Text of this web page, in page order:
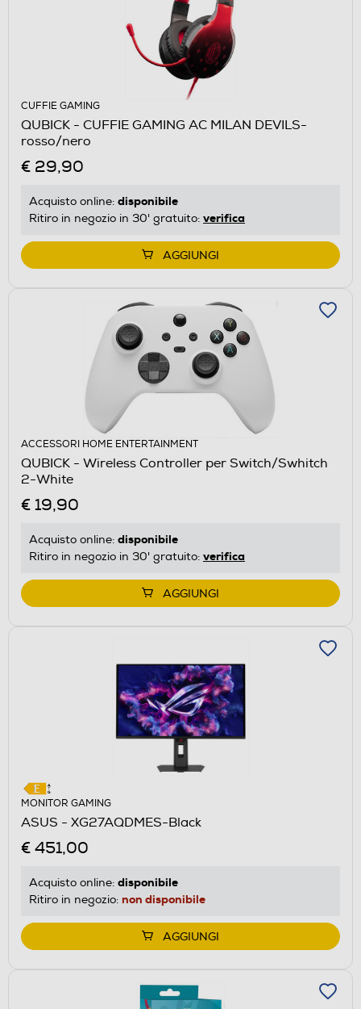
CUFFIE GAMING
QUBICK - CUFFIE GAMING AC MILAN DEVILS-
rosso/nero
€ 29,90
Acquisto online: disponibile
Ritiro in negozio in 30' gratuito: verifica
AGGIUNGI
ACCESSORI HOME ENTERTAINMENT
QUBICK - Wireless Controller per Switch/Swhitch
2-White
€ 19,90
Acquisto online: disponibile
Ritiro in negozio in 30' gratuito: verifica
AGGIUNGI
MONITOR GAMING
ASUS - XG27AQDMES-Black
€ 451,00
Acquisto online: disponibile
Ritiro in negozio: non disponibile
AGGIUNGI